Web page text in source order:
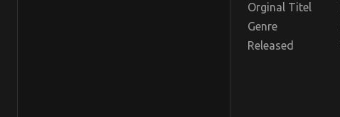
Orginal Titel
Genre
Released